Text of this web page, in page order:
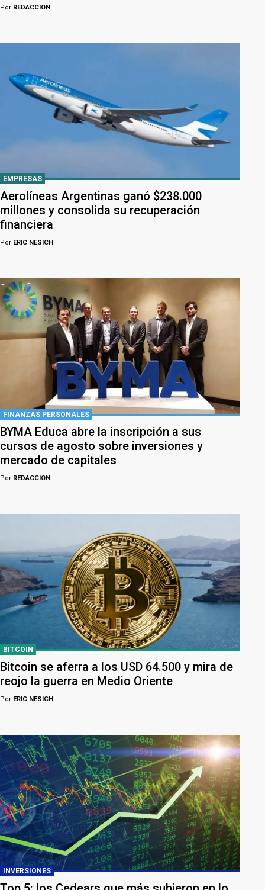
Por REDACCION
EMPRESAS
Aerolíneas Argentinas ganó $238.000
millones y consolida su recuperación
financiera
Por ERIC NESICH
FINANZAS PERSONALES
BYMA Educa abre la inscripción a sus
cursos de agosto sobre inversiones y
mercado de capitales
Por REDACCION
BITCOIN
Bitcoin se aferra a los USD 64.500 y mira de
reojo la guerra en Medio Oriente
Por ERIC NESICH
INVERSIONES